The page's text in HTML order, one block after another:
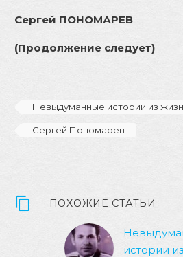
Сергей ПОНОМАРЕВ
(Продолжение следует)
Невыдуманные истории из
Сергей Пономарев
ПОХОЖИЕ СТАТЬИ
истории